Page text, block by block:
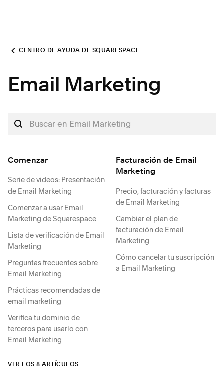
CENTRO DE AYUDA DE SQUARESPACE
Email Marketing
Comenzar
Serie de videos: Presentación
de Email Marketing
Comenzar a usar Email
Marketing de Squarespace
Lista de verificación de Email
Marketing
Preguntas frecuentes sobre
Email Marketing
Prácticas recomendadas de
email marketing
Verifica tu dominio de
terceros para usarlo con
Email Marketing
VER LOS 8 ARTÍCULOS
Facturación de Email
Marketing
Precio, facturación y facturas
de Email Marketing
Cambiar el plan de
facturación de Email
Marketing
Cómo cancelar tu suscripción
a Email Marketing